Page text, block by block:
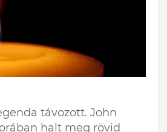
távozott. John
halt meg rövid